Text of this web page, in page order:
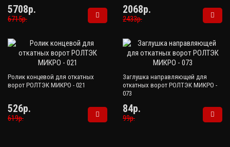
5708р.
6715р.
2068р.
2433р.
Ролик концевой для откатных
ворот РОЛТЭК МИКРО - 021
526р.
619р.
Заглушка направляющей для
откатных ворот РОЛТЭК МИКРО -
073
84р.
99р.